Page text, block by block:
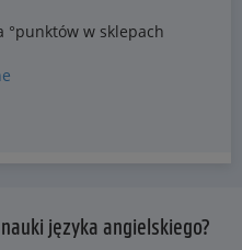
języka angielskiego?